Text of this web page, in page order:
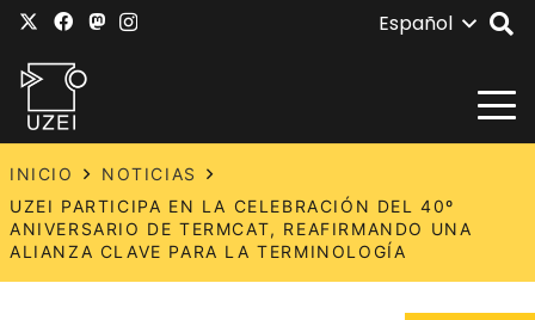
Español
INICIO
NOTICIAS
UZEI PARTICIPA EN LA CELEBRACIÓN DEL 40º
ANIVERSARIO DE TERMCAT, REAFIRMANDO UNA
ALIANZA CLAVE PARA LA TERMINOLOGÍA